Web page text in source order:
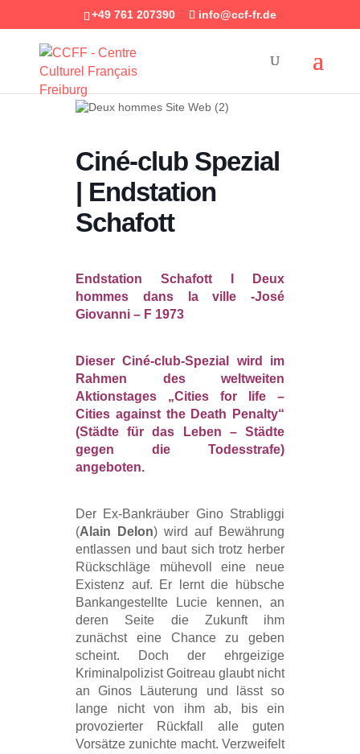
+49 761 207390 info@ccf-fr.de
Ciné-club Spezial
| Endstation
Schafott
Endstation Schafott I Deux
hommes dans la ville -José
Giovanni – F 1973
Dieser Ciné-club-Spezial wird im
Rahmen des weltweiten
Aktionstages „Cities for life –
Cities against the Death Penalty“
(Städte für das Leben – Städte
gegen die Todesstrafe)
angeboten.
Der Ex-Bankräuber Gino Strabliggi
(Alain Delon) wird auf Bewährung
entlassen und baut sich trotz herber
Rückschläge mühevoll eine neue
Existenz auf. Er lernt die hübsche
Bankangestellte Lucie kennen, an
deren Seite die Zukunft ihm
zunächst eine Chance zu geben
scheint. Doch der ehrgeizige
Kriminalpolizist Goitreau glaubt nicht
an Ginos Läuterung und lässt so
lange nicht von ihm ab, bis ein
provozierter Rückfall alle guten
Vorsätze zunichte macht. Verzweifelt